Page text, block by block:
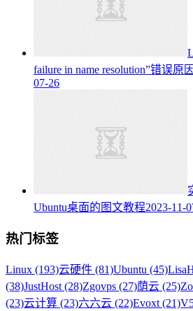
failure in name resolution”错误原
07-26
Ubuntu桌面的图文教程2023-11-
热门标签
Linux (193)云硬件 (81)Ubuntu (45)
(38)JustHost (28)Zgovps (27)荫云 (25)
(23)云计算 (23)六六云 (22)Evoxt (21)